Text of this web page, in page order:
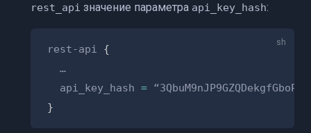
rest_api значение параметра api_key_hash:
rest-api {
  …
  api_key_hash
=
}